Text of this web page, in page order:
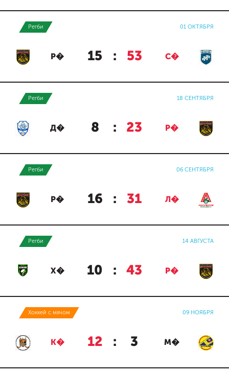
Регби 01 ОКТЯБРЯ
Р� 15 : 53 С�
Регби 18 СЕНТЯБРЯ
Д� 8 : 23 Р�
Регби 06 СЕНТЯБРЯ
Р� 16 : 31 Л�
Регби 14 АВГУСТА
Х� 10 : 43 Р�
Хоккей с мячом 09 НОЯБРЯ
К� 12 : 3 М�